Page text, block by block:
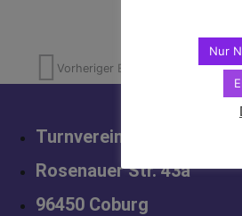
Vorheriger Beitrag
Turnverein von 1848
Rosenauer Str. 43a
96450 Coburg
Nur